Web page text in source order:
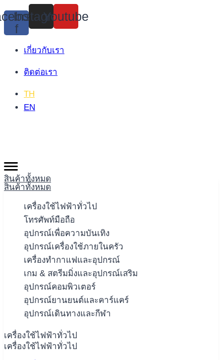
Skip
to
content
f
Instagram
Youtube
เกี่ยวกับเรา
ติดต่อเรา
TH
EN
สินค้าทั้งหมด
สินค้าทั้งหมด
เครื่องใช้ไฟฟ้าทั่วไป
โทรศัพท์มือถือ
อุปกรณ์เพื่อความบันเทิง
อุปกรณ์เครื่องใช้ภายในครัว
เครื่องทำกาแฟและอุปกรณ์
เกม & สตรีมมิ่งและอุปกรณ์เสริม
อุปกรณ์คอมพิวเตอร์
อุปกรณ์ยานยนต์และคาร์แคร์
อุปกรณ์เดินทางและกีฬา
เครื่องใช้ไฟฟ้าทั่วไป
เครื่องใช้ไฟฟ้าทั่วไป